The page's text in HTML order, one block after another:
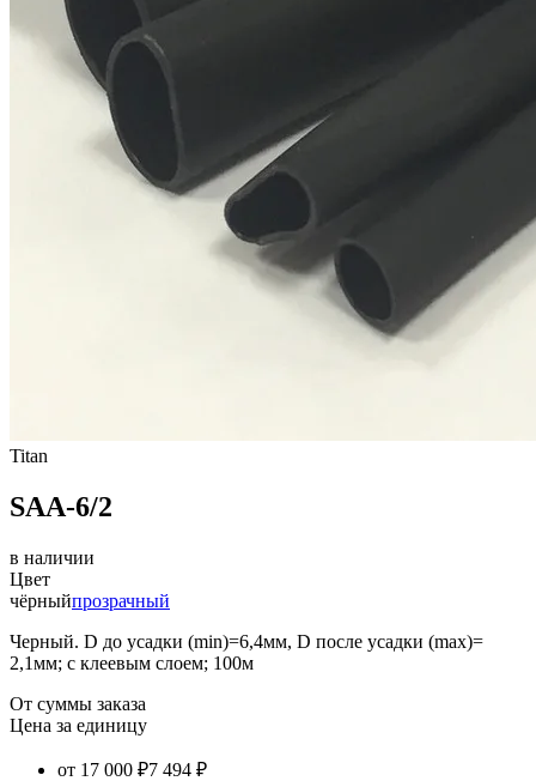
Titan
SAA-6/2
в наличии
Цвет
чёрныйпрозрачный
Черный. D до усадки (min)=6,4мм, D после усадки (max)=
2,1мм; с клеевым слоем; 100м
От суммы заказа
Цена за единицу
от 17 000 ₽7 494 ₽